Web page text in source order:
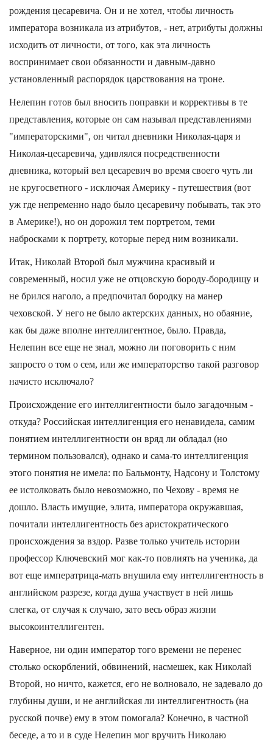
рождения цесаревича. Он и не хотел, чтобы личность
императора возникала из атрибутов, - нет, атрибуты должны
исходить от личности, от того, как эта личность
воспринимает свои обязанности и давным-давно
установленный распорядок царствования на троне.
Нелепин готов был вносить поправки и коррективы в те
представления, которые он сам называл представлениями
"императорскими", он читал дневники Николая-царя и
Николая-цесаревича, удивлялся посредственности
дневника, который вел цесаревич во время своего чуть ли
не кругосветного - исключая Америку - путешествия (вот
уж где непременно надо было цесаревичу побывать, так это
в Америке!), но он дорожил тем портретом, теми
набросками к портрету, которые перед ним возникали.
Итак, Николай Второй был мужчина красивый и
современный, носил уже не отцовскую бороду-бородищу и
не брился наголо, а предпочитал бородку на манер
чеховской. У него не было актерских данных, но обаяние,
как бы даже вполне интеллигентное, было. Правда,
Нелепин все еще не знал, можно ли поговорить с ним
запросто о том о сем, или же императорство такой разговор
начисто исключало?
Происхождение его интеллигентности было загадочным -
откуда? Российская интеллигенция его ненавидела, самим
понятием интеллигентности он вряд ли обладал (но
термином пользовался), однако и сама-то интеллигенция
этого понятия не имела: по Бальмонту, Надсону и Толстому
ее истолковать было невозможно, по Чехову - время не
дошло. Власть имущие, элита, императора окружавшая,
почитали интеллигентность без аристократического
происхождения за вздор. Разве только учитель истории
профессор Ключевский мог как-то повлиять на ученика, да
вот еще императрица-мать внушила ему интеллигентность в
английском разрезе, когда душа участвует в ней лишь
слегка, от случая к случаю, зато весь образ жизни
высокоинтеллигентен.
Наверное, ни один император того времени не перенес
столько оскорблений, обвинений, насмешек, как Николай
Второй, но ничто, кажется, его не волновало, не задевало до
глубины души, и не английская ли интеллигентность (на
русской почве) ему в этом помогала? Конечно, в частной
беседе, а то и в суде Нелепин мог вручить Николаю